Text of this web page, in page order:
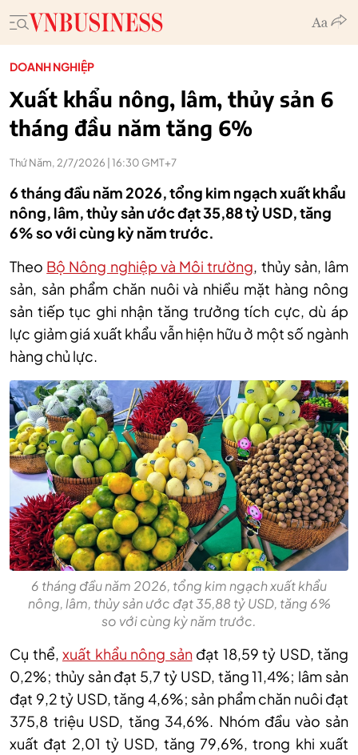
DOANH NGHIỆP
Xuất khẩu nông, lâm, thủy sản 6
tháng đầu năm tăng 6%
Thứ Năm, 2/7/2026 | 16:30 GMT+7
6 tháng đầu năm 2026, tổng kim ngạch xuất khẩu
nông, lâm, thủy sản ước đạt 35,88 tỷ USD, tăng
6% so với cùng kỳ năm trước.
Theo Bộ Nông nghiệp và Môi trường, thủy sản, lâm
sản, sản phẩm chăn nuôi và nhiều mặt hàng nông
sản tiếp tục ghi nhận tăng trưởng tích cực, dù áp
lực giảm giá xuất khẩu vẫn hiện hữu ở một số ngành
hàng chủ lực.
6 tháng đầu năm 2026, tổng kim ngạch xuất khẩu
nông, lâm, thủy sản ước đạt 35,88 tỷ USD, tăng 6%
so với cùng kỳ năm trước.
Cụ thể, xuất khẩu nông sảnđạt 18,59 tỷ USD, tăng
0,2%; thủy sản đạt 5,7 tỷ USD, tăng 11,4%; lâm sản
đạt 9,2 tỷ USD, tăng 4,6%; sản phẩm chăn nuôi đạt
375,8 triệu USD, tăng 34,6%. Nhóm đầu vào sản
xuất đạt 2,01 tỷ USD, tăng 79,6%, trong khi xuất